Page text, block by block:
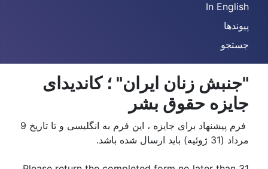
In
زنان ایران" ؛ کاندیدای
حقوق بشر
فرم پیشنهاد برای جایزه ، این فرم به انگلیسی و تا تاریخ 9